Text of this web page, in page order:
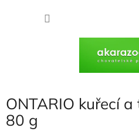
ONTARIO kuřecí
80 g